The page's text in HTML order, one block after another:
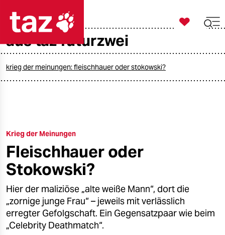
taz zahl ich
öko
gesellschaft
kultur
sport
berlin

taz zahl ich
aus taz futurzwei
krieg der meinungen: fleischhauer oder stokowski?
Krieg der Meinungen
Fleischhauer oder
Stokowski?
Hier der maliziöse „alte weiße Mann“, dort die
„zornige junge Frau“ – jeweils mit verlässlich
erregter Gefolgschaft. Ein Gegensatzpaar wie beim
„Celebrity Deathmatch“.